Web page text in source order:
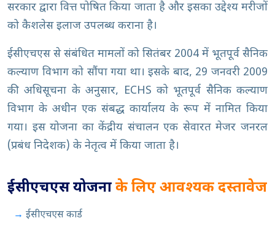
सरकार द्वारा वित्त पोषित किया जाता है और इसका उद्देश्य मरीजों
को कैशलेस इलाज उपलब्ध कराना है।
ईसीएचएस से संबंधित मामलों को सितंबर 2004 में भूतपूर्व सैनिक
कल्याण विभाग को सौंपा गया था। इसके बाद, 29 जनवरी 2009
की अधिसूचना के अनुसार, ECHS को भूतपूर्व सैनिक कल्याण
विभाग के अधीन एक संबद्ध कार्यालय के रूप में नामित किया
गया। इस योजना का केंद्रीय संचालन एक सेवारत मेजर जनरल
(प्रबंध निदेशक) के नेतृत्व में किया जाता है।
ईसीएचएस योजनाके लिए आवश्यक दस्तावेज
ईसीएचएस कार्ड